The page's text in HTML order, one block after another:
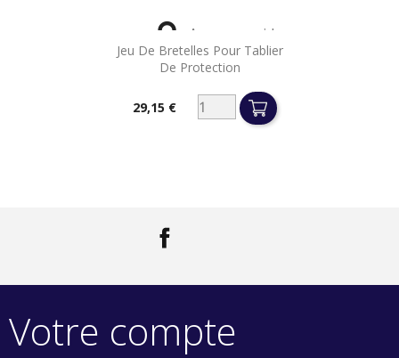
Jeu De Bretelles Pour Tablier
De Protection
Prix29,15 €
 Aperçu rapide
Votre compte